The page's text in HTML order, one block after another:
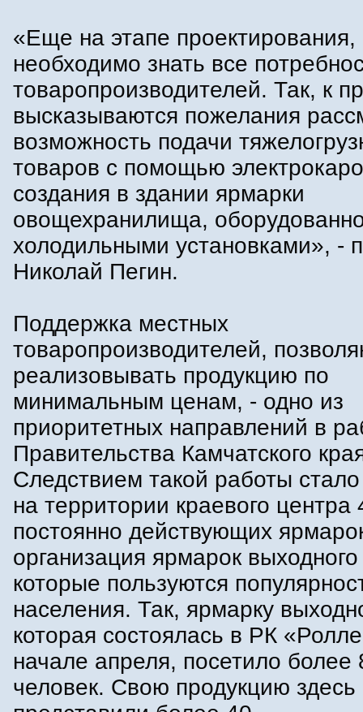
«Еще на этапе
необходимо знать все
товаропроизводителей. Так, к
высказываются пожелания
возможность подачи
товаров с помощью
создания в здании ярмарки
овощехранилища,
холодильными установками», -
Николай Пегин.
Поддержка местных
товаропроизводителей,
реализовывать продукцию по
минимальным ценам, - одно из
приоритетных направлений в
Правительства Камчатского
Следствием такой работы
на территории краевого центра
постоянно действующих
организация ярмарок
которые пользуются
населения. Так, ярмарку
которая состоялась в РК
начале апреля, посетило более
человек. Свою продукцию здесь